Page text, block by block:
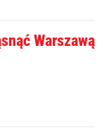
Warszawą